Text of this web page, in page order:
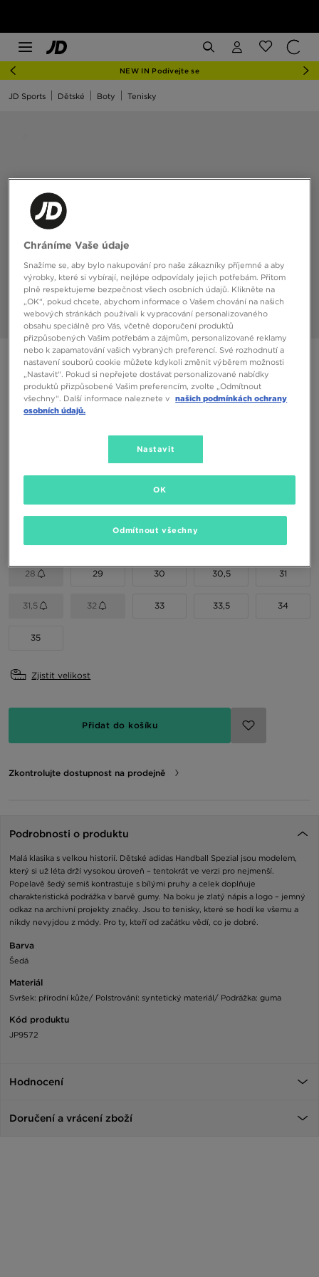
NEW IN Podívejte se
JD Sports Dětské Boty Tenisky
ADIDAS HANDBALL SPEZIAL C
1090 Kč
1290 Kč -16%
(Nejnižší cena za posledních 30 dní)
Vyberte velikost
28 29 30 30,5 31
31,5 32 33 33,5 34
35
Zjistit velikost
Přidat do košíku
Zkontrolujte dostupnost na prodejně
Podrobnosti o produktu
Malá klasika s velkou historií. Dětské adidas Handball Spezial jsou modelem,
který si už léta drží vysokou úroveň – tentokrát ve verzi pro nejmenší.
Popelavě šedý semiš kontrastuje s bílými pruhy a celek doplňuje
charakteristická podrážka v barvě gumy. Na boku je zlatý nápis a logo – jemný
odkaz na archivní projekty značky. Jsou to tenisky, které se hodí ke všemu a
nikdy nevyjdou z módy. Pro ty, kteří od začátku vědí, co je dobré.
Barva
Šedá
Materiál
Svršek: přírodní kůže/ Polstrování: syntetický materiál/ Podrážka: guma
Kód produktu
JP9572
Hodnocení
Doručení a vrácení zboží
Chráníme Vaše údaje
Snažíme se, aby bylo nakupování pro naše zákazníky příjemné a aby
výrobky, které si vybírají, nejlépe odpovídaly jejich potřebám. Přitom
plně respektujeme bezpečnost všech osobních údajů. Klikněte na
„OK“, pokud chcete, abychom informace o Vašem chování na našich
webových stránkách používali k vypracování personalizovaného
obsahu speciálně pro Vás, včetně doporučení produktů
přizpůsobených Vašim potřebám a zájmům, personalizované reklamy
nebo k zapamatování vašich vybraných preferencí. Své rozhodnutí a
nastavení souborů cookie můžete kdykoli změnit výběrem možnosti
„Nastavit“. Pokud si nepřejete dostávat personalizované nabídky
produktů přizpůsobené Vašim preferencím, zvolte „Odmítnout
všechny“. Další informace naleznete v našich podmínkách ochrany
osobních údajů.
Nastavit
Odmítnout všechny
OK